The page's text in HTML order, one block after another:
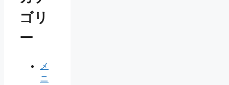
ゴリ
ー
メ
ニ